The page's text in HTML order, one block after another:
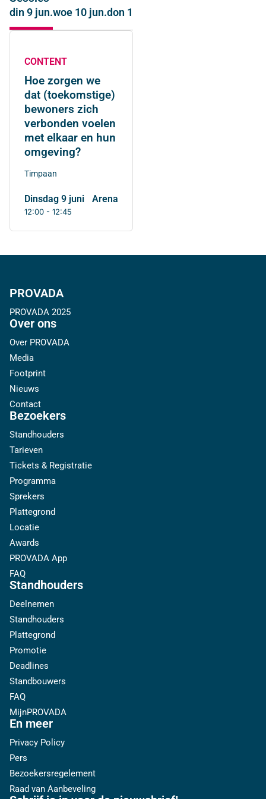
din 9 jun.woe 10 jun.don 11 jun.
CONTENT
Hoe zorgen we
dat (toekomstige)
bewoners zich
verbonden voelen
met elkaar en hun
omgeving?
Timpaan
dinsdag 9 juni
12:00 - 12:45
Arena
PROVADA
PROVADA 2025
Over ons
Over PROVADA
Media
Footprint
Nieuws
Contact
Bezoekers
Standhouders
Tarieven
Tickets & Registratie
Programma
Sprekers
Plattegrond
Locatie
Awards
PROVADA App
FAQ
Standhouders
Deelnemen
Standhouders
Plattegrond
Promotie
Deadlines
Standbouwers
FAQ
MijnPROVADA
En meer
Privacy Policy
Pers
Bezoekersregelement
Raad van Aanbeveling